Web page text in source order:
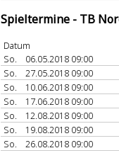
Spieltermine - TB
Datum
So.
06.05.2018 09:00
So.
27.05.2018 09:00
So.
10.06.2018 09:00
So.
17.06.2018 09:00
So.
12.08.2018 09:00
So.
19.08.2018 09:00
So.
26.08.2018 09:00